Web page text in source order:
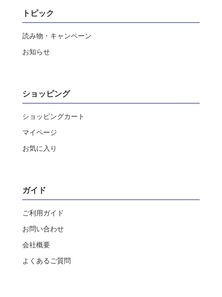
トピック
読み物・キャンペーン
お知らせ
ショッピング
ショッピングカート
マイページ
お気に入り
ガイド
ご利用ガイド
お問い合わせ
会社概要
よくあるご質問